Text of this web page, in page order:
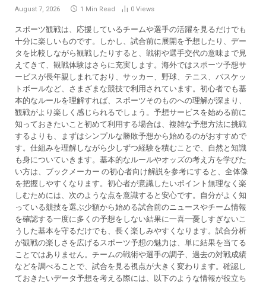
August 7, 2026 1 Min Read 0 Views
スポーツ観戦は、応援しているチームや選手の活躍を見るだけでも
十分に楽しいものです。しかし、試合前に展開を予想したり、デー
タを比較しながら観戦したりすると、戦術や選手交代の意味まで見
えてきて、観戦体験はさらに充実します。海外ではスポーツ予想サ
ービスが長年親しまれており、サッカー、野球、テニス、バスケッ
トボールなど、さまざまな競技で利用されています。初心者でも基
本的なルールを理解すれば、スポーツそのものへの理解が深まり、
観戦がより楽しく感じられるでしょう。予想サービスを始める前に
知っておきたいこと初めて利用する場合は、複雑な予想方法に挑戦
するよりも、まずはシンプルな勝敗予想から始めるのがおすすめで
す。仕組みを理解しながら少しずつ経験を積むことで、自然と知識
も身についていきます。基本的なルールやオッズの考え方を学びた
い方は、ブックメーカー の初心者向け解説を参考にすると、全体像
を把握しやすくなります。初心者が意識したいポイント無理なく楽
しむためには、次のような点を意識すると安心です。自分がよく知
っている競技を選ぶ少額から始める試合前のニュースやチーム情報
を確認する一度に多くの予想をしない結果に一喜一憂しすぎないこ
うした基本を守るだけでも、長く楽しみやすくなります。試合分析
が観戦の楽しさを広げるスポーツ予想の魅力は、単に結果を当てる
ことではありません。チームの戦術や選手の調子、過去の対戦成績
などを調べることで、試合を見る視点が大きく変わります。確認し
ておきたいデータ予想を考える際には、以下のような情報が役立ち